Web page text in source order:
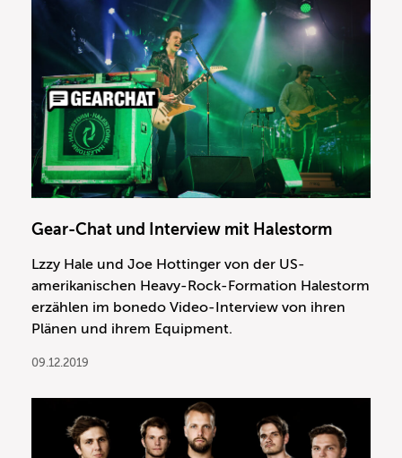
Gear-Chat und Interview mit Halestorm
Lzzy Hale und Joe Hottinger von der US-
amerikanischen Heavy-Rock-Formation Halestorm
erzählen im bonedo Video-Interview von ihren
Plänen und ihrem Equipment.
09.12.2019